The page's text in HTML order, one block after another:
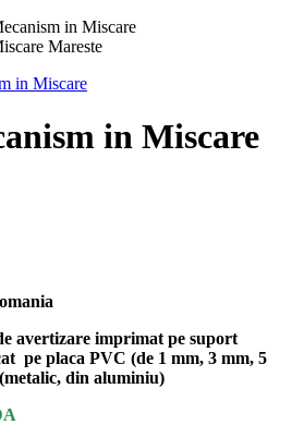
in Miscare
Mareste
in Miscare
avertizare imprimat pe suport
pe placa PVC (de 1 mm, 3 mm, 5
din aluminiu)